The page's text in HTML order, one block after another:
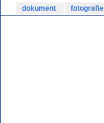
dokument fotografie